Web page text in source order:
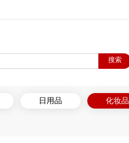
日用品 化妆品
搜索